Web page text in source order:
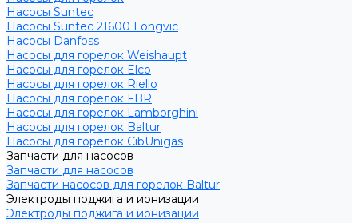
Насосы Suntec
Насосы Suntec 21600 Longvic
Насосы Danfoss
Насосы для горелок Weishaupt
Насосы для горелок Elco
Насосы для горелок Riello
Насосы для горелок FBR
Насосы для горелок Lamborghini
Насосы для горелок Baltur
Насосы для горелок CibUnigas
Запчасти для насосов
Запчасти для насосов
Запчасти насосов для горелок Baltur
Электроды поджига и ионизации
Электроды поджига и ионизации